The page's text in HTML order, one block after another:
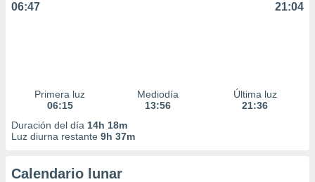
06:47 21:04
Primera luz
06:15
Mediodía
13:56
Última luz
21:36
Duración del día 14h 18m
Luz diurna restante 9h 37m
Calendario lunar